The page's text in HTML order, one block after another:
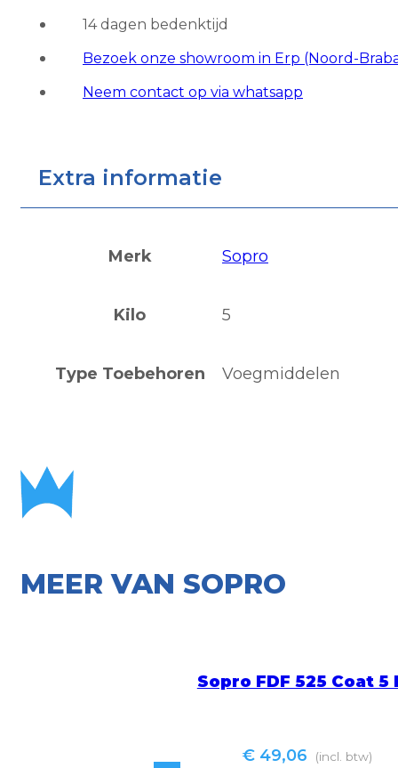
14 dagen bedenktijd
Bezoek onze showroom in Erp (Noord-
Neem contact op via whatsapp
Extra informatie
Merk Sopro
Kilo 5
Type Toebehoren Voegmiddelen
MEER VAN SOPRO
Sopro FDF 525 Coat 5
€49,06 (incl. btw)